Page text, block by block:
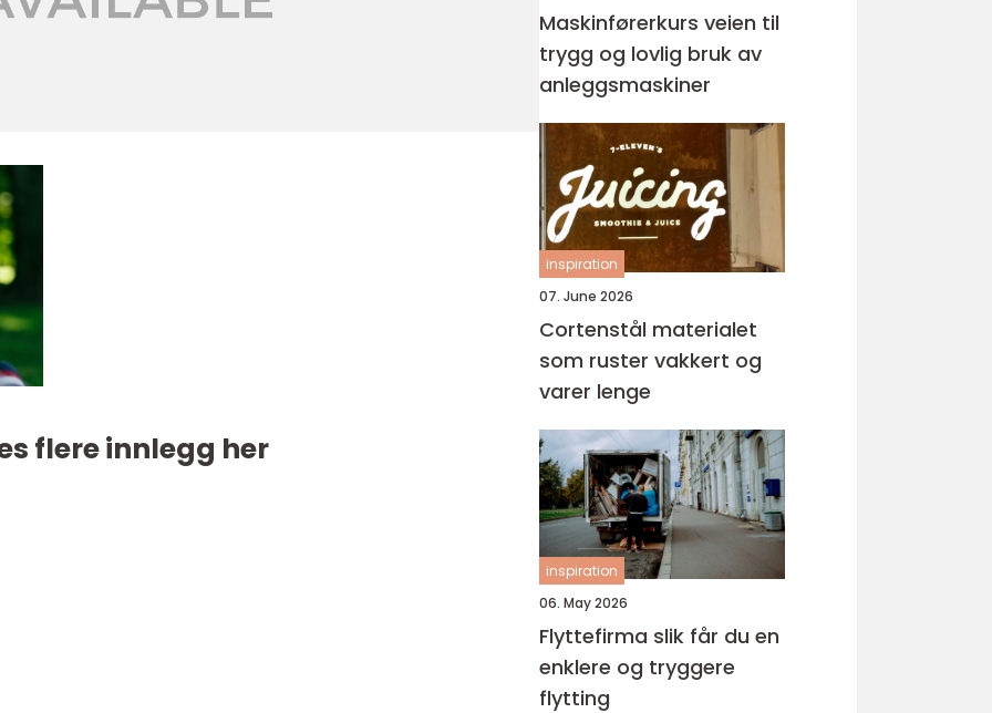
flere innlegg her
Maskinførerkurs veien til
trygg og lovlig bruk av
anleggsmaskiner
inspiration
07. June 2026
Cortenstål materialet
som ruster vakkert og
varer lenge
inspiration
06. May 2026
Flyttefirma slik får du en
enklere og tryggere
flytting